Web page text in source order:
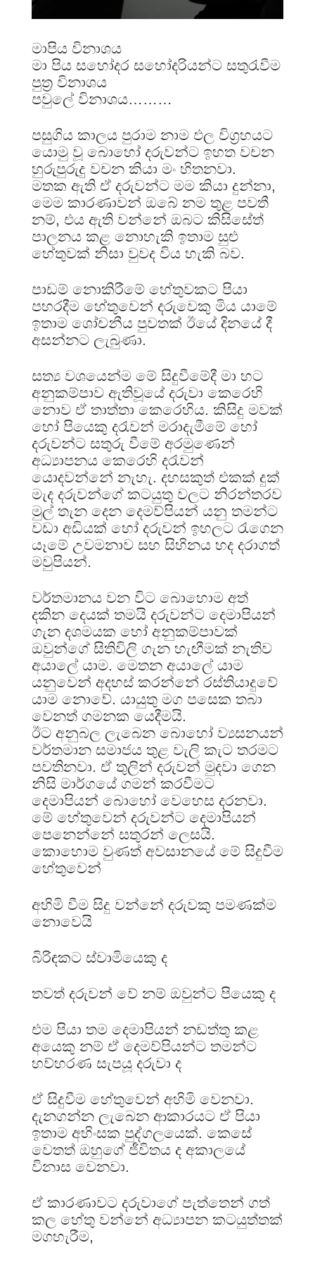
මාපිය විනාශය
මා පිය සහෝදර සහෝදරියන්ට සතුරැවීම
පුත්‍ර විනාශය
පවුලේ විනාශය………
පසුගිය කාලය පුරාම නාම ඵල විග්‍රහයට
යොමු වූ බොහෝ දරුවන්ට ඉහත වචන
හුරුපුරුදු වචන කියා මං හිතනවා.
මතක ඇති ඒ දරුවන්ට මම කියා දුන්නා,
මෙම කාරණාවන් ඔබේ නම තුළ පවතී
නම්, එය ඇති වන්නේ ඔබට කිසිසේත්
පාලනය කළ නොහැකි ඉතාම සුළු
හේතුවක් නිසා වුවද විය හැකි බව.
පාඩම් නොකිරීමේ හේතුවකට පියා
පහරදීම හේතුවෙන් දරුවෙකු මිය යාමේ
ඉතාම ශෝචනීය පුවතක් ඊයේ දිනයේ දී
අසන්නට ලැබුණා.
සත්‍ය වශයෙන්ම මේ සිදුවීමේදී මා හට
අනුකම්පාව ඇතිවූයේ දරුවා කෙරෙහි
නොව ඒ තාත්තා කෙරෙහිය. කිසිදු මවක්
හෝ පියෙකු දරැවන් මරාදැමීමේ හෝ
දරුවන්ට සතුරු වීමේ අරමුණෙන්
අධ්‍යාපනය කෙරෙහි දරැවන්
යොදවන්නේ නැහැ. දහසකුත් එකක් දුක්
මැද දරුවන්ගේ කටයුතු වලට නිරන්තරව
මුල් තැන දෙන දෙමව්පියන් යනු තමන්ට
වඩා අඩියක් හෝ දරුවන් ඉහලට රැගෙන
යෑමේ උවමනාව සහ සිහිනය හද දරාගත්
මවුපියන්.
වර්තමානය වන විට බොහොම අත්
දකින දෙයක් තමයි දරුවන්ට දෙමාපියන්
ගැන දශමයක හෝ අනුකම්පාවක්
ඔවුන්ගේ සිතිවිලි ගැන හැඟීමක් නැතිව
අයාලේ යාම. මෙතන අයාලේ යාම
යනුවෙන් අදහස් කරන්නේ රස්තියාදුවේ
යාම නොවේ. යායුතු මග පසෙක තබා
වෙනත් ගමනක යෙදීමයි.
ඊට අනුබල ලැබෙන බොහෝ ව්‍යසනයන්
වර්තමාන සමාජය තුළ වැලි කැට තරමට
පවතිනවා. ඒ තුලින් දරුවන් මුදවා ගෙන
නිසි මාර්ගයේ ගමන් කරවීමට
දෙමාපියන් බොහෝ වෙහෙස දරනවා.
මේ හේතුවෙන් දරුවන්ට දෙමාපියන්
පෙනෙන්නේ සතුරන් ලෙසයි.
කොහොම වුණත් අවසානයේ මේ සිදුවීම
හේතුවෙන්
අහිමි වීම සිදු වන්නේ දරුවකු පමණක්ම
නොවෙයි
බිරිඳකට ස්වාමියෙකු ද
තවත් දරුවන් වේ නම් ඔවුන්ට පියෙකු ද
එම පියා තම දෙමාපියන් නඩත්තු කළ
අයෙකු නම් ඒ දෙමව්පියන්ට තමන්ට
හව්හරණ සැපයූ දරුවා ද
ඒ සිදුවීම හේතුවෙන් අහිමි වෙනවා.
දැනගන්න ලැබෙන ආකාරයට ඒ පියා
ඉතාම අහිංසක පුද්ගලයෙක්. කෙසේ
වෙතත් ඔහුගේ ජීවිතය ද අකාලයේ
විනාස වෙනවා.
ඒ කාරණාවට දරුවාගේ පැත්තෙන් ගත්
කල හේතු වන්නේ අධ්‍යාපන කටයුත්තක්
මගහැරීම,